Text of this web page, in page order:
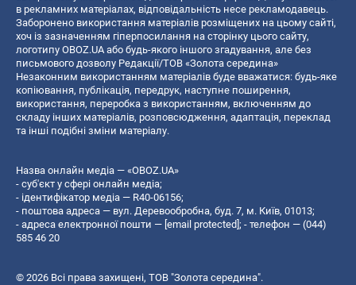
в рекламних матеріалах, відповідальність несе рекламодавець.
Заборонено використання матеріалів розміщених на цьому сайті,
хоч із зазначенням гіперпосилання на сторінку цього сайту,
логотипу OBOZ.UA або будь-якого іншого згадування, але без
письмового дозволу Редакції/ТОВ «Золота середина»
Незаконним використанням матеріалів буде вважатися: будь-яке
копiювання, публiкацiя, передрук, наступне поширення,
використання, переробка з використанням, включенням до
складу інших матеріалів, розповсюдження, адаптація, переклад
та інші подібні зміни матеріалу.
Назва онлайн медіа — «OBOZ.UA»
- суб'єкт у сфері онлайн медіа;
- ідентифікатор медіа — R40-06156;
- поштова адреса — вул. Деревообробна, буд. 7, м. Київ, 01013;
- адреса електронної пошти — [email protected]; - телефон — (044)
585 46 20
© 2026 Всі права захищені, ТОВ "Золота середина".